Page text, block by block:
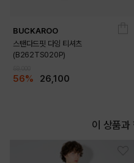
BUCKAROO
스탠다드핏 다잉 티셔츠
(B262TS020P)
56% 26,100
이 상품과